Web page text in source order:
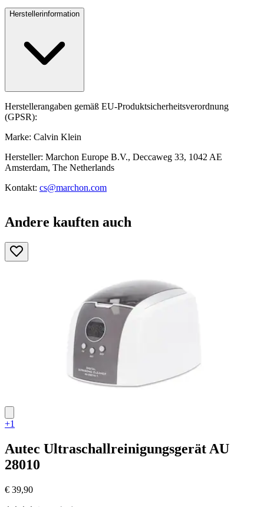
Herstellerinformation
Herstellerangaben gemäß EU-Produktsicherheitsverordnung
(GPSR):
Marke: Calvin Klein
Hersteller: Marchon Europe B.V., Deccaweg 33, 1042 AE
Amsterdam, The Netherlands
Kontakt: cs@marchon.com
Andere kauften auch
+1
Autec Ultraschallreinigungsgerät AU
28010
€ 39,90